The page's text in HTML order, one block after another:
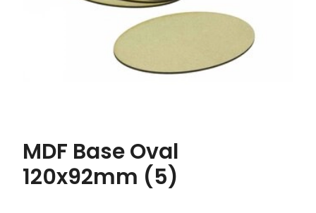
MDF Base Oval
120x92mm (5)